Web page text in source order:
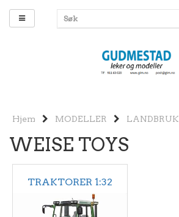
Hjem MODELLER LANDBRUK
WEISE TOYS
TRAKTORER 1:32